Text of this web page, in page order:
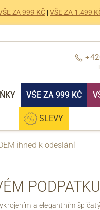
ZA 999 KČ |VŠE ZA 1.499
VŠE ZA 999 KČ
SLEVY
ihned k odeslání
a elegantním